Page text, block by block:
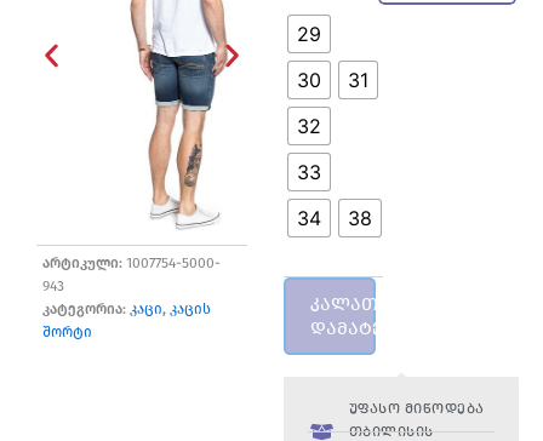
არტიკული: 1007754-5000-
943
კატეგორია: კაცი, კაცის
შორტი
29
30
31
32
33
34
38
შორტი
კალათაში
დამატება
უფასო მიწოდება
თბილისის